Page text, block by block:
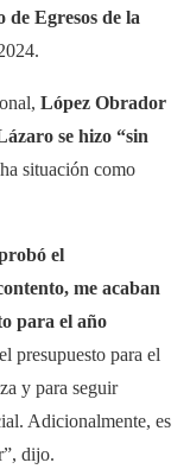
Egresos de la
López Obrador
se hizo “sin
situación como
el
me acaban
para el año
presupuesto para el
y para seguir
Adicionalmente, es
dijo.